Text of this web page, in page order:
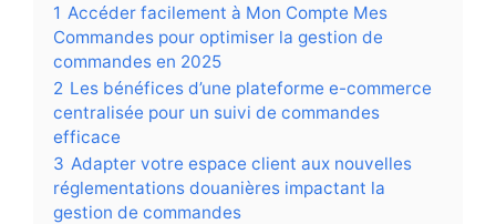
1 Accéder facilement à Mon Compte Mes
Commandes pour optimiser la gestion de
commandes en 2025
2 Les bénéfices d’une plateforme e-commerce
centralisée pour un suivi de commandes
efficace
3 Adapter votre espace client aux nouvelles
réglementations douanières impactant la
gestion de commandes